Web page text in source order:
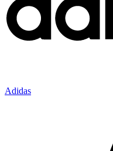
Adidas